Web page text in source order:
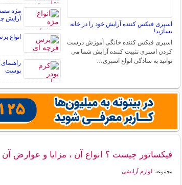
اسپری فیکس کننده آرایش خود را در خانه
بسازید!
اسپری فیکس کننده خانگی آموزش درست
کردن اسپری تثبیت کننده آرایش شما می
توانید به سادگی انواع اسپری…
مژه
آرایش
انواع
پوست
فیکساتور چیست ؟ انواع آن ، مزایا و عوارض آن
مجموعه: لوازم آرایشی